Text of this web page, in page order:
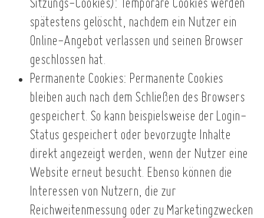
Sitzungs-Cookies): Temporäre Cookies werden
spätestens gelöscht, nachdem ein Nutzer ein
Online-Angebot verlassen und seinen Browser
geschlossen hat.
Permanente Cookies: Permanente Cookies
bleiben auch nach dem Schließen des Browsers
gespeichert. So kann beispielsweise der Login-
Status gespeichert oder bevorzugte Inhalte
direkt angezeigt werden, wenn der Nutzer eine
Website erneut besucht. Ebenso können die
Interessen von Nutzern, die zur
Reichweitenmessung oder zu Marketingzwecken